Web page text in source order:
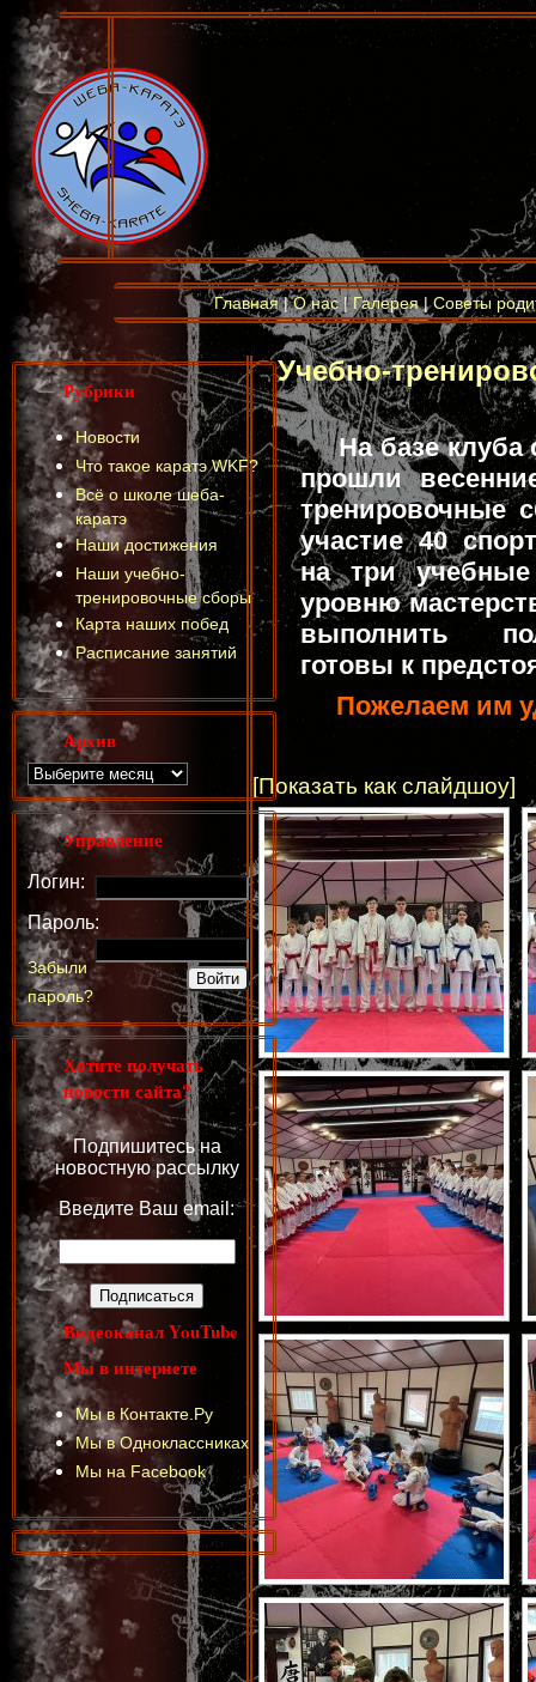
Главная|О нас|Галерея|Советы
Учебно-
На базе клуба
прошли
тренировочные
участие 40
на три
уровню
выполнить
готовы к
Пожелаем им
[Показать как слайдшоу]
Рубрики
Новости
Что такое каратэ WKF?
Всё о школе шеба-
каратэ
Наши достижения
Наши учебно-
тренировочные сборы
Карта наших побед
Расписание занятий
Архив
Управление
Логин:
Пароль:
Забыли
пароль?
Хотите получать
новости сайта?
Подпишитесь на
новостную рассылку
Введите Ваш email:
Видеоканал YouTube
Мы в интернете
Мы в Контакте.Ру
Мы в Одноклассниках
Мы на Facebook